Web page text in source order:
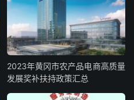
2023年黄冈市农产品电商高质量
发展奖补扶持政策汇总